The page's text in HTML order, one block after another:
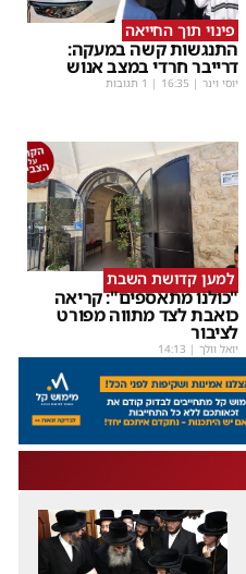
פינוי תוך החייאה
התנגשות קשה במעקה:
דרייבר חרדי במצב אנוש
יוסי וינר |
16:35 | 1 תגובות
למען קדושת השבת
"כולנו מתאספים": קריאה
כואבת לצד מתווה מפורט
לציבור
יואל וולך |
14:13